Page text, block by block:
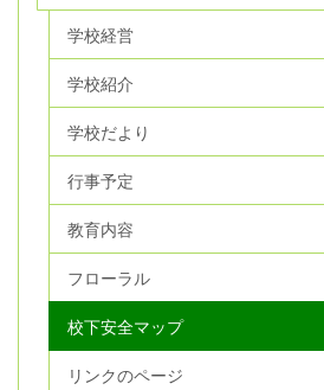
学校経営
学校紹介
学校だより
行事予定
教育内容
フローラル
校下安全マップ
リンクのページ